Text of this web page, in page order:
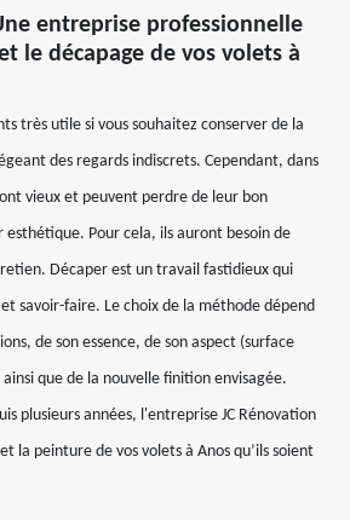
entreprise professionnelle
le décapage de vos volets à
très utile si vous souhaitez conserver de la
des regards indiscrets. Cependant, dans
vieux et peuvent perdre de leur bon
Pour cela, ils auront besoin de
Décaper est un travail fastidieux qui
savoir-faire. Le choix de la méthode dépend
de son essence, de son aspect (surface
que de la nouvelle finition envisagée.
plusieurs années, l'entreprise JC Rénovation
la peinture de vos volets à Anos qu’ils soient